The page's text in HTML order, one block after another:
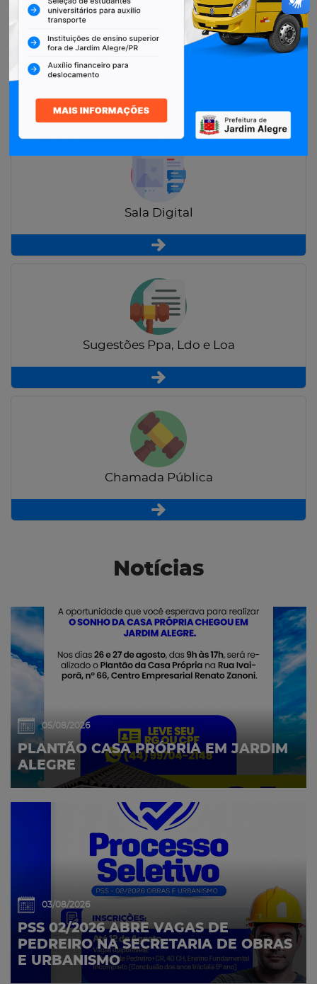
Restituição de Contribuintes
Sala Digital
Sugestões Ppa, Ldo e Loa
Chamada Pública
Notícias
05/08/2026
PLANTÃO CASA PRÓPRIA EM JARDIM
ALEGRE
03/08/2026
PSS 02/2026 ABRE VAGAS DE
PEDREIRO NA SECRETARIA DE OBRAS
E URBANISMO